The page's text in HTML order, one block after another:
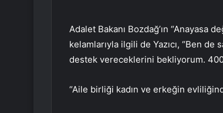
Adalet Bakanı Bozdağ’ın
kelamlarıyla ilgili de Yazıcı, “Ben
destek vereceklerini bekliyorum. 400
“Aile birliği kadın ve erkeğin